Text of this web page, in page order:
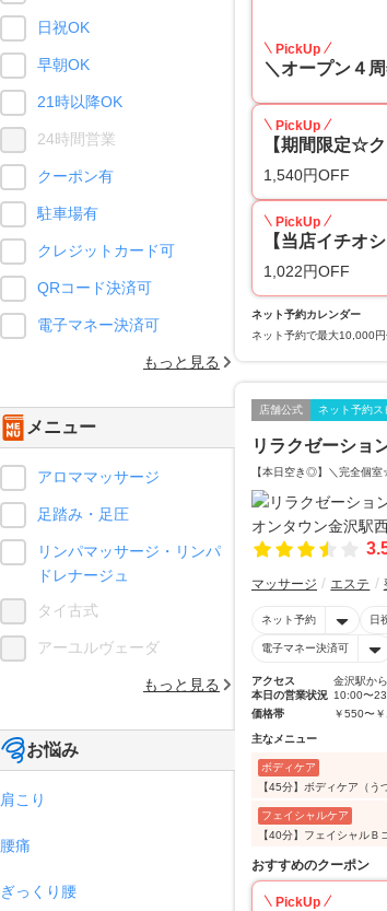
PickUp
＼オープン４
PickUp
【期間限定☆
1,540円OFF
PickUp
【当店イチオ
1,022円OFF
ネット予約カレンダー
ネット予約で最大10,000
店舗公式 ネット予約ス
リラクゼーショ
【本日空き◎】＼完全個
マッサージ エステ
ネット予約 日
電子マネー決済可
アクセス
金沢駅か
本日の営業状況 10:00〜
価格帯
￥550〜
主なメニュー
ボディケア
【45分】ボディケア（う
フェイシャルケア
【40分】フェイシャルＢ
おすすめのクーポン
PickUp
日祝OK
早朝OK
21時以降OK
24時間営業
クーポン有
駐車場有
クレジットカード可
QRコード決済可
電子マネー決済可
もっと見る
メニュー
アロママッサージ
足踏み・足圧
リンパマッサージ・リンパ
ドレナージュ
タイ古式
アーユルヴェーダ
もっと見る
お悩み
肩こり
腰痛
ぎっくり腰